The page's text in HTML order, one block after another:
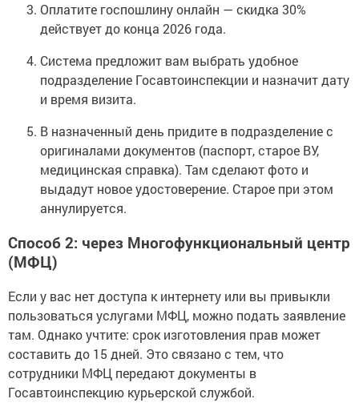
Оплатите госпошлину онлайн — скидка 30%
действует до конца 2026 года.
Система предложит вам выбрать удобное
подразделение Госавтоинспекции и назначит дату
и время визита.
В назначенный день придите в подразделение с
оригиналами документов (паспорт, старое ВУ,
медицинская справка). Там сделают фото и
выдадут новое удостоверение. Старое при этом
аннулируется.
Способ 2: через Многофункциональный центр
(МФЦ)
Если у вас нет доступа к интернету или вы привыкли
пользоваться услугами МФЦ, можно подать заявление
там. Однако учтите: срок изготовления прав может
составить до 15 дней. Это связано с тем, что
сотрудники МФЦ передают документы в
Госавтоинспекцию курьерской службой.